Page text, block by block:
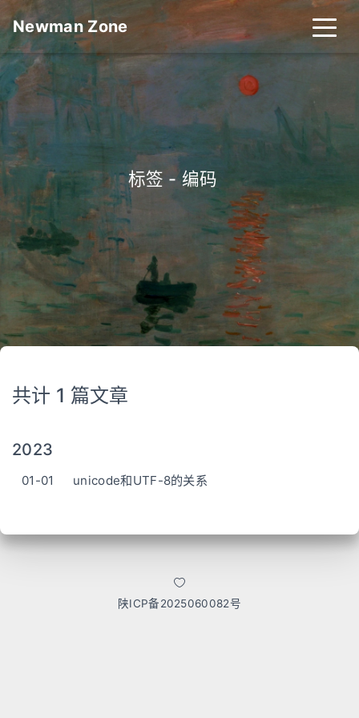
Newman Zone
标签 - 编码
共计 1 篇文章
2023
01-01 unicode和UTF-8的关系
陕ICP备2025060082号